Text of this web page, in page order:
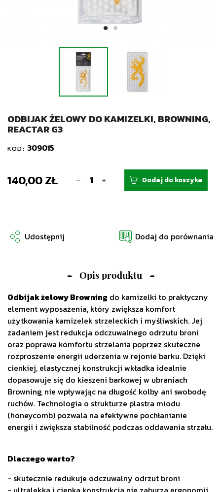
ODBIJAK ŻELOWY DO KAMIZELKI, BROWNING,
REACTAR G3
KOD: 309015
140,00 ZŁ - + Dodaj do koszyka
Udostępnij Dodaj do porównania
Opis produktu
Odbijak żelowy Browning do kamizelki to praktyczny
element wyposażenia, który zwiększa komfort
użytkowania kamizelek strzeleckich i myśliwskich. Jej
zadaniem jest redukcja odczuwalnego odrzutu broni
oraz poprawa komfortu strzelania poprzez skuteczne
rozproszenie energii uderzenia w rejonie barku. Dzięki
cienkiej, elastycznej konstrukcji wkładka idealnie
dopasowuje się do kieszeni barkowej w ubraniach
Browning, nie wpływając na długość kolby ani swobodę
ruchów. Technologia o strukturze plastra miodu
(honeycomb) pozwala na efektywne pochłanianie
energii i zwiększa stabilność podczas oddawania strzału.
Dlaczego warto?
- skutecznie redukuje odczuwalny odrzut broni